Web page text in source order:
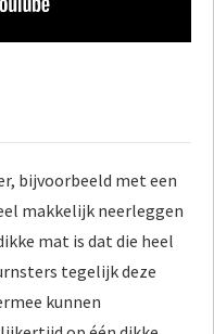
bijvoorbeeld met een
makkelijk neerleggen
mat is dat die heel
tegelijk deze
kunnen